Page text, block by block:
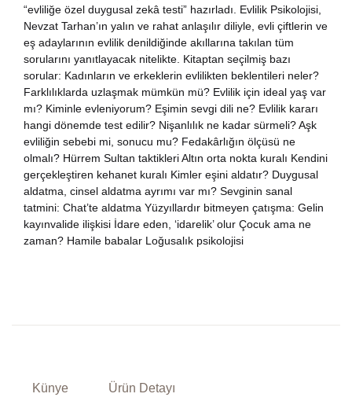
“evliliğe özel duygusal zekâ testi” hazırladı. Evlilik Psikolojisi,
Nevzat Tarhan’ın yalın ve rahat anlaşılır diliyle, evli çiftlerin ve
eş adaylarının evlilik denildiğinde akıllarına takılan tüm
sorularını yanıtlayacak nitelikte. Kitaptan seçilmiş bazı
sorular: Kadınların ve erkeklerin evlilikten beklentileri neler?
Farklılıklarda uzlaşmak mümkün mü? Evlilik için ideal yaş var
mı? Kiminle evleniyorum? Eşimin sevgi dili ne? Evlilik kararı
hangi dönemde test edilir? Nişanlılık ne kadar sürmeli? Aşk
evliliğin sebebi mi, sonucu mu? Fedakârlığın ölçüsü ne
olmalı? Hürrem Sultan taktikleri Altın orta nokta kuralı Kendini
gerçekleştiren kehanet kuralı Kimler eşini aldatır? Duygusal
aldatma, cinsel aldatma ayrımı var mı? Sevginin sanal
tatmini: Chat’te aldatma Yüzyıllardır bitmeyen çatışma: Gelin
kayınvalide ilişkisi İdare eden, ‘idarelik’ olur Çocuk ama ne
zaman? Hamile babalar Loğusalık psikolojisi
Künye Ürün Detayı